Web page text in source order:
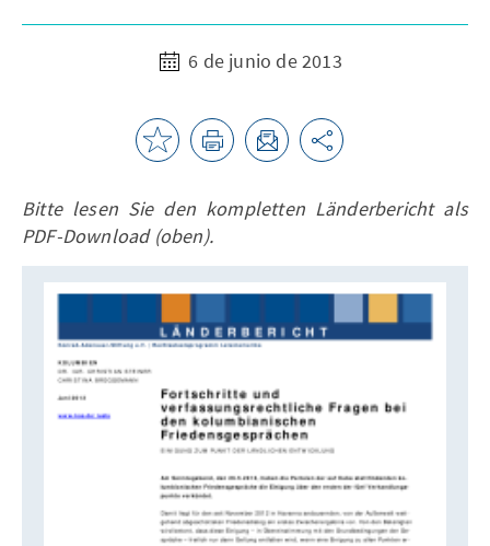
6 de junio de 2013
Bitte lesen Sie den kompletten Länderbericht als
PDF-Download (oben).